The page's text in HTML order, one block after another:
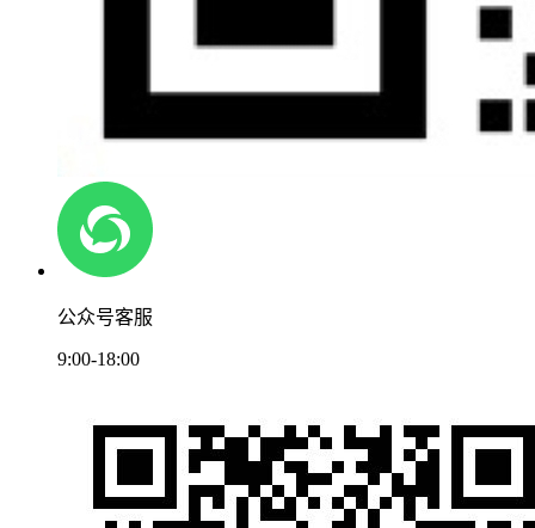
公众号客服
9:00-18:00